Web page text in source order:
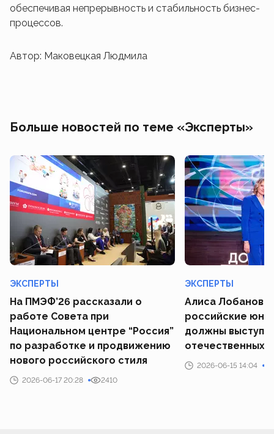
обеспечивая непрерывность и стабильность бизнес-
процессов.
Автор: Маковецкая Людмила
Больше новостей по теме «Эксперты»
ЭКСПЕРТЫ
На ПМЭФ’26 рассказали о
работе Совета при
Национальном центре “Россия”
по разработке и продвижению
нового российского стиля
2026-06-17 20:28 2410
ЭКСПЕРТЫ
Алиса
российские
должны
отечественных
2026-06-15 14:04